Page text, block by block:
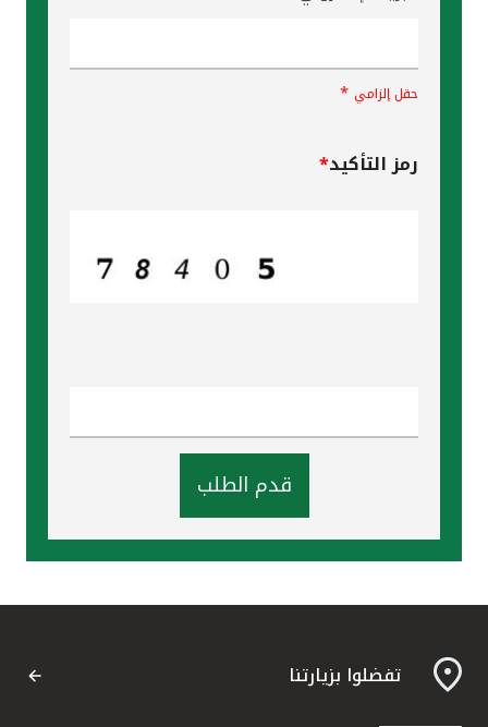
حقل إلزامي *
رمز التأكيد*
قدم الطلب
تفضلوا بزيارتنا